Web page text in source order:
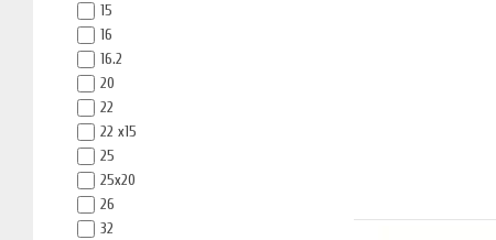
15
16
16.2
20
22
22 х15
25
25x20
26
32